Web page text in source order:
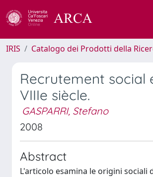
IRIS Catalogo dei Prodotti della
Recrutement social
VIIIe siècle.
GASPARRI, Stefano
2008
Abstract
L'articolo esamina le origini